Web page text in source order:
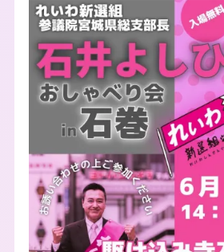
event_banner
Image